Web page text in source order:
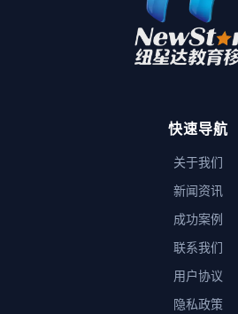
快速导航
关于我们
新闻资讯
成功案例
联系我们
用户协议
隐私政策